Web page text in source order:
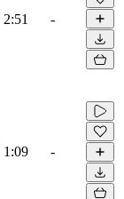
2:51 -
1:09 -